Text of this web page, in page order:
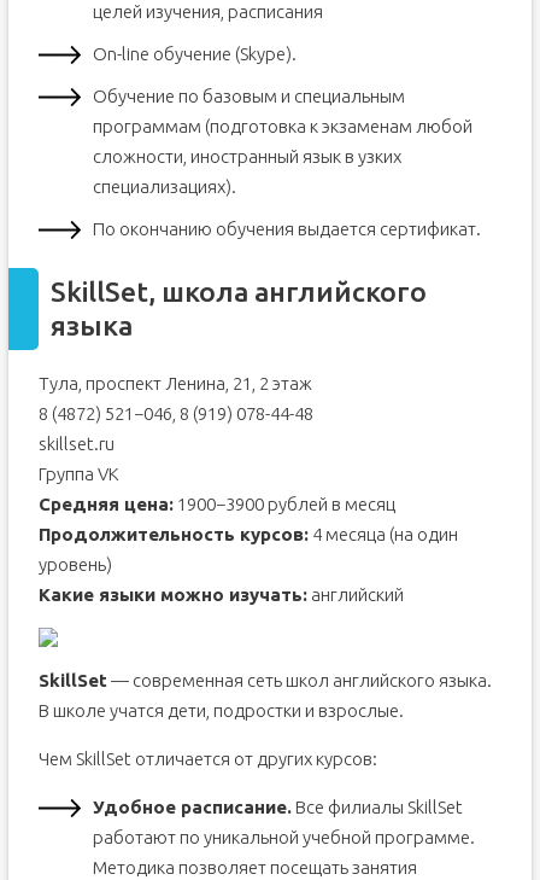
целей изучения, расписания
On-line обучение (Skype).
Обучение по базовым и специальным
программам (подготовка к экзаменам любой
сложности, иностранный язык в узких
специализациях).
По окончанию обучения выдается сертификат.
SkillSet, школа английского
языка
Тула, проспект Ленина, 21, 2 этаж
8 (4872) 521−046, 8 (919) 078-44-48
skillset.ru
Группа VK
Средняя цена:1900−3900 рублей в месяц
Продолжительность курсов:4 месяца (на один
уровень)
Какие языки можно изучать:английский
SkillSet — современная сеть школ английского языка.
В школе учатся дети, подростки и взрослые.
Чем SkillSet отличается от других курсов:
Удобное расписание.Все филиалы SkillSet
работают по уникальной учебной программе.
Методика позволяет посещать занятия